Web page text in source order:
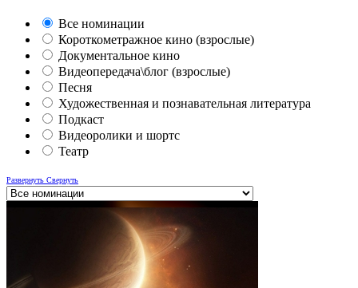
Все номинации
Короткометражное кино (взрослые)
Документальное кино
Видеопередача\блог (взрослые)
Песня
Художественная и познавательная литература
Подкаст
Видеоролики и шортс
Театр
Развернуть Свернуть